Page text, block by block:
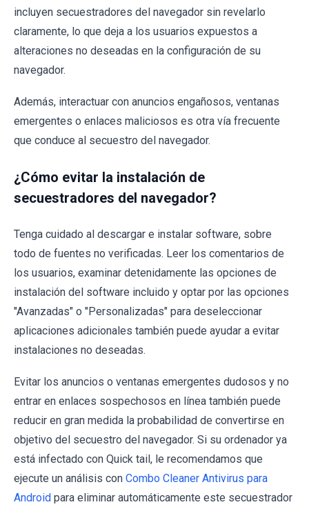
incluyen secuestradores del navegador sin revelarlo
claramente, lo que deja a los usuarios expuestos a
alteraciones no deseadas en la configuración de su
navegador.
Además, interactuar con anuncios engañosos, ventanas
emergentes o enlaces maliciosos es otra vía frecuente
que conduce al secuestro del navegador.
¿Cómo evitar la instalación de
secuestradores del navegador?
Tenga cuidado al descargar e instalar software, sobre
todo de fuentes no verificadas. Leer los comentarios de
los usuarios, examinar detenidamente las opciones de
instalación del software incluido y optar por las opciones
"Avanzadas" o "Personalizadas" para deseleccionar
aplicaciones adicionales también puede ayudar a evitar
instalaciones no deseadas.
Evitar los anuncios o ventanas emergentes dudosos y no
entrar en enlaces sospechosos en línea también puede
reducir en gran medida la probabilidad de convertirse en
objetivo del secuestro del navegador. Si su ordenador ya
está infectado con Quick tail, le recomendamos que
ejecute un análisis con Combo Cleaner Antivirus para
Android para eliminar automáticamente este secuestrador